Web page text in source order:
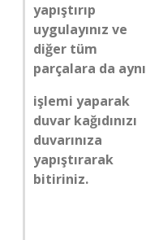
yapıştırıp
uygulayınız ve
diğer tüm
parçalara da aynı
işlemi yaparak
duvar kağıdınızı
duvarınıza
yapıştırarak
bitiriniz.